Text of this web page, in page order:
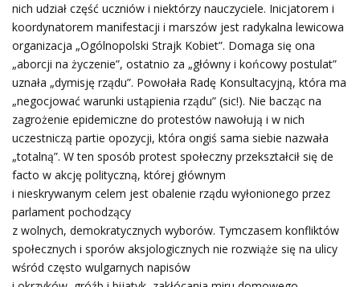
nich udział część uczniów i niektórzy nauczyciele. Inicjatorem i
koordynatorem manifestacji i marszów jest radykalna lewicowa
organizacja „Ogólnopolski Strajk Kobiet”. Domaga się ona
„aborcji na życzenie”, ostatnio za „główny i końcowy postulat”
uznała „dymisję rządu”. Powołała Radę Konsultacyjną, która ma
„negocjować warunki ustąpienia rządu” (sic!). Nie bacząc na
zagrożenie epidemiczne do protestów nawołują i w nich
uczestniczą partie opozycji, która ongiś sama siebie nazwała
„totalną”. W ten sposób protest społeczny przekształcił się de
facto w akcję polityczną, której głównym
i nieskrywanym celem jest obalenie rządu wyłonionego przez
parlament pochodzący
z wolnych, demokratycznych wyborów. Tymczasem konfliktów
społecznych i sporów aksjologicznych nie rozwiąże się na ulicy
wśród często wulgarnych napisów